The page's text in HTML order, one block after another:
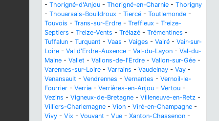
- Thorigné-d'Anjou - Thorigné-en-Charnie - Thorigny
- Thouarsais-Bouildroux - Tiercé - Toutlemonde -
Touvois - Trans-sur-Erdre - Treffieux - Treize-
Septiers - Treize-Vents - Trélazé - Trémentines -
Tuffalun - Turquant - Vaas - Vaiges - Vairé - Vair-sur-
Loire - Val d'Erdre-Auxence - Val-du-Layon - Val-du-
Maine - Vallet - Vallons-de-l'Erdre - Vallon-sur-Gée -
Varennes-sur-Loire - Varrains - Vaudelnay - Vay -
Venansault - Vendrennes - Vernantes - Vernoil-le-
Fourrier - Verrie - Verrières-en-Anjou - Vertou -
Vezins - Vigneux-de-Bretagne - Villeneuve-en-Retz -
Villiers-Charlemagne - Vion - Viré-en-Champagne -
Vivy - Vix - Vouvant - Vue - Xanton-Chassenon -